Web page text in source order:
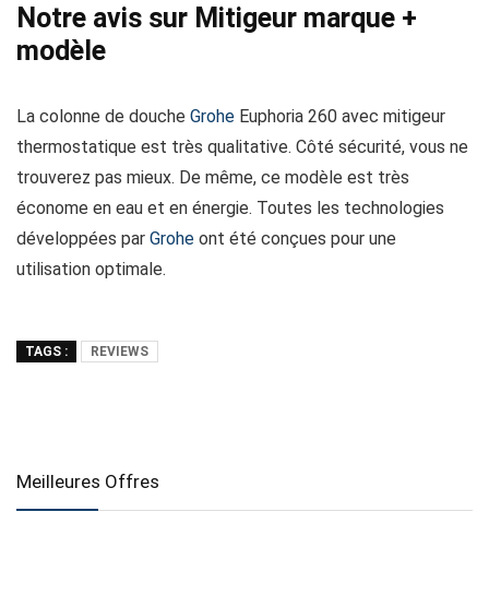
Notre avis sur Mitigeur marque +
modèle
La colonne de douche Grohe Euphoria 260 avec mitigeur
thermostatique est très qualitative. Côté sécurité, vous ne
trouverez pas mieux. De même, ce modèle est très
économe en eau et en énergie. Toutes les technologies
développées par Grohe ont été conçues pour une
utilisation optimale.
TAGS : REVIEWS
Meilleures Offres